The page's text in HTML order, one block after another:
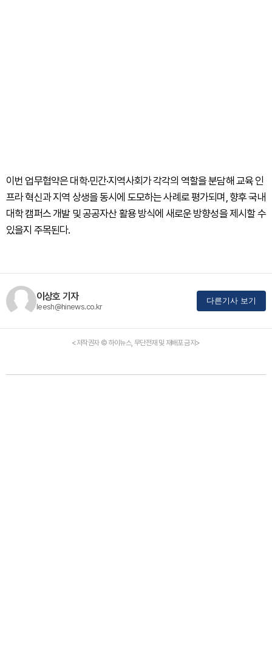
이번 업무협약은 대학·민간·지역사회가 각각의 역할을 분담해 교육 인
프라 혁신과 지역 상생을 동시에 도모하는 사례로 평가되며, 향후 국내
대학 캠퍼스 개발 및 공공자산 활용 방식에 새로운 방향성을 제시할 수
있을지 주목된다.
이상호 기자
leesh@hinews.co.kr
다른기사 보기
<저작권자 © 하이뉴스, 무단전재 및 재배포 금지>